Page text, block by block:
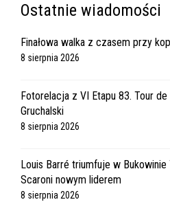
Ostatnie wiadomości
Finałowa walka z czasem przy
8 sierpnia 2026
Fotorelacja z VI Etapu 83. Tour
Gruchalski
8 sierpnia 2026
Louis Barré triumfuje w
Scaroni nowym liderem
8 sierpnia 2026